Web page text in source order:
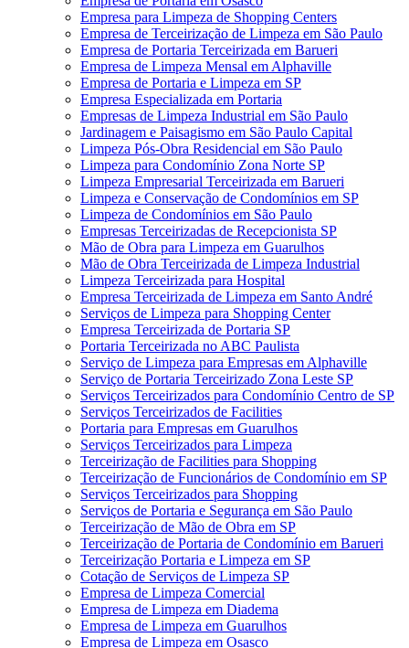
Empresa para Limpeza de Shopping Centers
Empresa de Terceirização de Limpeza em São Paulo
Empresa de Portaria Terceirizada em Barueri
Empresa de Limpeza Mensal em Alphaville
Empresa de Portaria e Limpeza em SP
Empresa Especializada em Portaria
Empresas de Limpeza Industrial em São Paulo
Jardinagem e Paisagismo em São Paulo Capital
Limpeza Pós-Obra Residencial em São Paulo
Limpeza para Condomínio Zona Norte SP
Limpeza Empresarial Terceirizada em Barueri
Limpeza e Conservação de Condomínios em SP
Limpeza de Condomínios em São Paulo
Empresas Terceirizadas de Recepcionista SP
Mão de Obra para Limpeza em Guarulhos
Mão de Obra Terceirizada de Limpeza Industrial
Limpeza Terceirizada para Hospital
Empresa Terceirizada de Limpeza em Santo André
Serviços de Limpeza para Shopping Center
Empresa Terceirizada de Portaria SP
Portaria Terceirizada no ABC Paulista
Serviço de Limpeza para Empresas em Alphaville
Serviço de Portaria Terceirizado Zona Leste SP
Serviços Terceirizados para Condomínio Centro de SP
Serviços Terceirizados de Facilities
Portaria para Empresas em Guarulhos
Serviços Terceirizados para Limpeza
Terceirização de Facilities para Shopping
Terceirização de Funcionários de Condomínio em SP
Serviços Terceirizados para Shopping
Serviços de Portaria e Segurança em São Paulo
Terceirização de Mão de Obra em SP
Terceirização de Portaria de Condomínio em Barueri
Terceirização Portaria e Limpeza em SP
Cotação de Serviços de Limpeza SP
Empresa de Limpeza Comercial
Empresa de Limpeza em Diadema
Empresa de Limpeza em Guarulhos
Empresa de Limpeza em Osasco